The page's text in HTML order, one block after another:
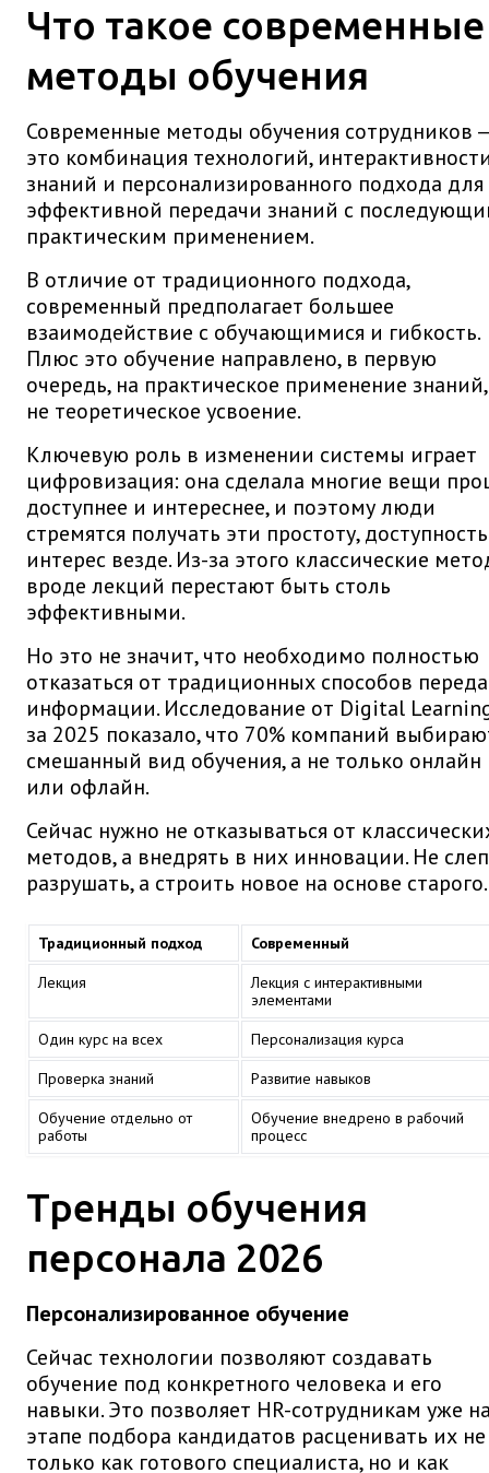
Что такое современные
методы обучения
Современные методы обучения сотрудников
это комбинация технологий,
знаний и персонализированного подхода для
эффективной передачи знаний с
практическим применением.
В отличие от традиционного подхода,
современный предполагает большее
взаимодействие с обучающимися и гибкость.
Плюс это обучение направлено, в первую
очередь, на практическое применение
не теоретическое усвоение.
Ключевую роль в изменении системы играет
цифровизация: она сделала многие вещи
доступнее и интереснее, и поэтому люди
стремятся получать эти простоту,
интерес везде. Из-за этого классические
вроде лекций перестают быть столь
эффективными.
Но это не значит, что необходимо полностью
отказаться от традиционных способов
информации. Исследование от Digital
за 2025 показало, что 70% компаний
смешанный вид обучения, а не только онлайн
или офлайн.
Сейчас нужно не отказываться от
методов, а внедрять в них инновации. Не
разрушать, а строить новое на основе старого.
Традиционный подход
Современный
Лекция
Лекция с интерактивными
элементами
Один курс на всех
Персонализация курса
Проверка знаний
Развитие навыков
Обучение отдельно от
работы
Обучение внедрено в рабочий
процесс
Тренды обучения
персонала 2026
Персонализированное обучение
Сейчас технологии позволяют создавать
обучение под конкретного человека и его
навыки. Это позволяет HR-сотрудникам уже
этапе подбора кандидатов расценивать их не
только как готового специалиста, но и как